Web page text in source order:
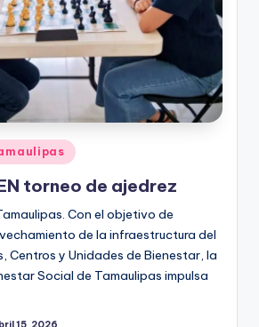
torneo de ajedrez
Con el objetivo de
de la infraestructura del
Centros y Unidades de Bienestar, la
Social de Tamaulipas impulsa